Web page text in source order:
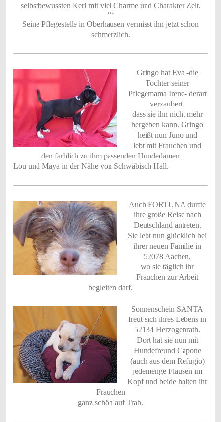
selbstbewussten Kerl mit viel Charme und Charakter Zeit.
***
Seine Pflegestelle in Oberhausen vermisst ihn jetzt schon
schmerzlich.
Gringo hat Eva -die
Tochter seiner
Pflegemama Irene- derart
verzaubert,
dass sie ihn nicht mehr
hergeben kann. Gringo
heißt nun Juno und
lebt mit Frauchen und
den farblich zu ihm passenden Hundedamen
Lou und Maya in der Nähe von Schwäbisch Hall.
Auch FORTUNA durfte
ihre große Reise nach
Deutschland antreten.
Sie lebt nun glücklich bei
ihrer neuen Familie in
52078 Aachen,
wo sie täglich ihr
Frauchen zur Arbeit
begleiten darf.
Sonnenschein SANTA
freut sich ihres Lebens in
52134 Herzogenrath.
Dort hat sie nun mit
Hundefreund Capone
(auch aus dem Refugio)
jedemenge Flausen im
Kopf und beide halten ihr
Frauchen
ganz schön auf Trab.